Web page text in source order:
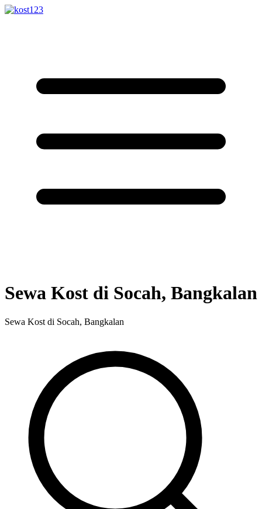
Sewa Kost di Socah, Bangkalan
Sewa Kost di Socah, Bangkalan